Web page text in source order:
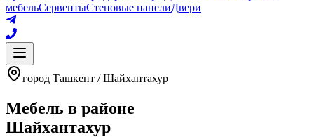
мебельСервентыСтеновые панелиДвери
город Ташкент /Шайхантахур
Мебель в районе
Шайхантахур